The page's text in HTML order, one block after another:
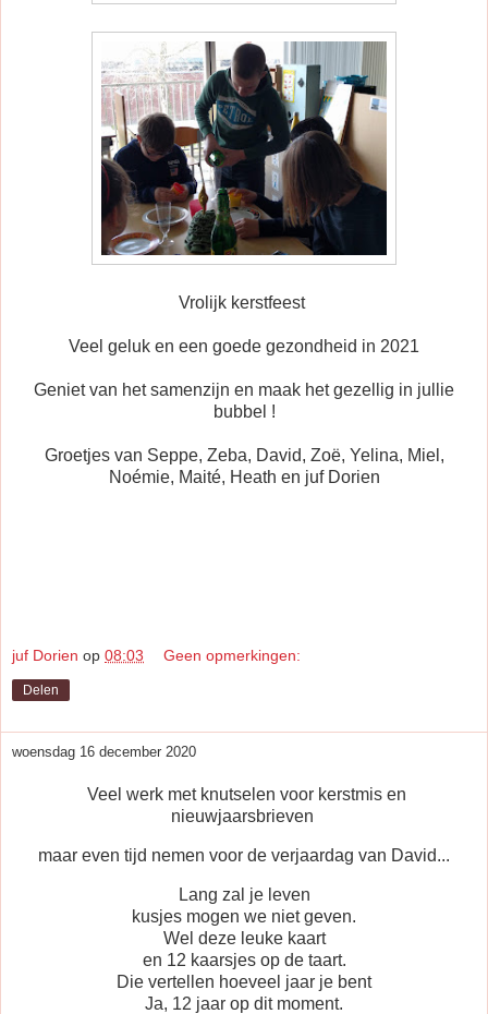
Vrolijk kerstfeest
Veel geluk en een goede gezondheid in 2021
Geniet van het samenzijn en maak het gezellig in jullie
bubbel !
Groetjes van Seppe, Zeba, David, Zoë, Yelina, Miel,
Noémie, Maité, Heath en juf Dorien
juf Dorien op 08:03 Geen opmerkingen:
Delen
woensdag 16 december 2020
Veel werk met knutselen voor kerstmis en
nieuwjaarsbrieven
maar even tijd nemen voor de verjaardag van David...
Lang zal je leven
kusjes mogen we niet geven.
Wel deze leuke kaart
en 12 kaarsjes op de taart.
Die vertellen hoeveel jaar je bent
Ja, 12 jaar op dit moment.